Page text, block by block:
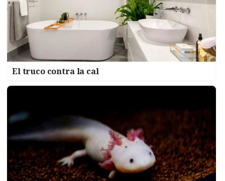
El truco contra la cal